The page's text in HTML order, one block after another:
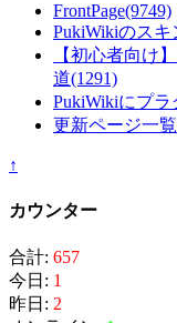
FrontPage(9749)
PukiWikiのス
【初心者向け
道(1291)
PukiWikiにプ
更新ページ一覧
↑
カウンター
合計: 657
今日: 1
昨日: 2